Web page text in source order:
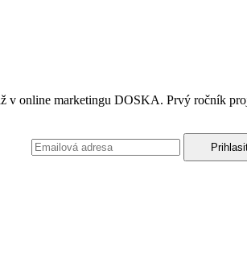
online marketingu DOSKA. Prvý ročník